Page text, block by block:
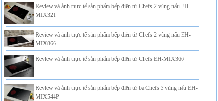
Review và ảnh thực tế sản phẩm bếp điện từ Chefs 2 vùng nấu EH-
MIX321
Review và ảnh thực tế sản phẩm bếp điện từ Chefs 2 vùng nấu EH-
MIX866
Review và ảnh thực tế sản phẩm bếp điện từ Chefs EH-MIX366
Review và ảnh thực tế sản phẩm bếp điện từ ba Chefs 3 vùng nấu EH-
MIX544P